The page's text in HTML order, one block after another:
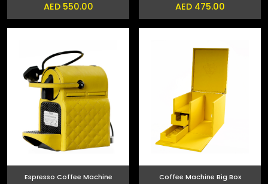
AED 475.00
AED 550.00
Coffee Machine Big Box
Espresso Coffee Machine